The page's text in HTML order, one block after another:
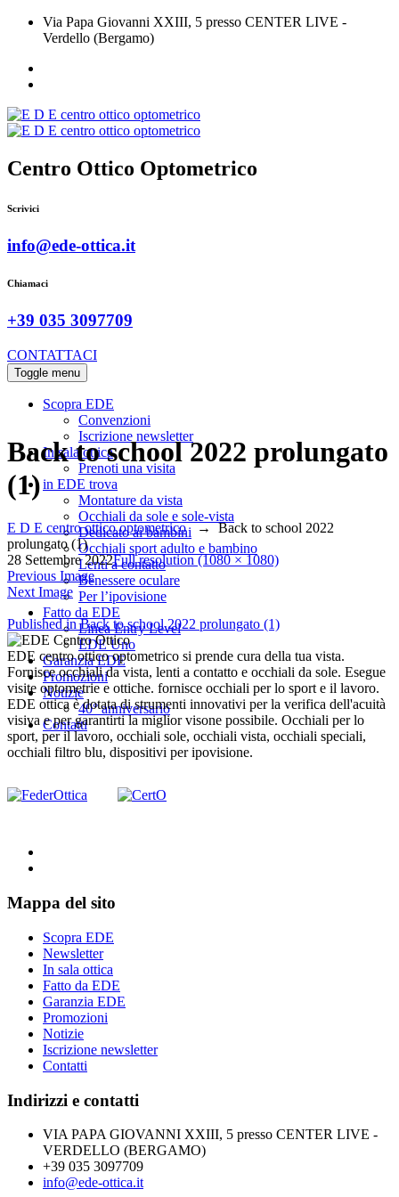
Via Papa Giovanni XXIII, 5 presso CENTER LIVE -
Verdello (Bergamo)
Centro Ottico Optometrico
Scrivici
info@ede-ottica.it
Chiamaci
+39 035 3097709
CONTATTACI
Toggle menu
Scopra EDE
Convenzioni
Iscrizione newsletter
In sala ottica
Prenoti una visita
in EDE trova
Montature da vista
Occhiali da sole e sole-vista
Dedicato ai bambini
Occhiali sport adulto e bambino
Lenti a contatto
Benessere oculare
Per l’ipovisione
Fatto da EDE
Linea Entry Level
EDE Uno
Garanzia EDE
Promozioni
Notizie
40° anniversario
Contatti
Back to school 2022 prolungato
(1)
E D E centro ottico optometrico →Back to school 2022
prolungato (1)
28 Settembre 2022Full resolution (1080 × 1080)
Previous Image
Next Image
Navigazione
articoli
Published in Back to school 2022 prolungato (1)
EDE centro ottico optometrico si prende cura della tua vista.
Fornisce occhiali da vista, lenti a contatto e occhiali da sole. Esegue
visite optometrie e ottiche. fornisce occhiali per lo sport e il lavoro.
EDE ottica è dotata di strumenti innovativi per la verifica dell'acuità
visiva e per garantirti la miglior visone possibile. Occhiali per lo
sport, per il lavoro, occhiali sole, occhiali vista, occhiali speciali,
occhiali filtro blu, dispositivi per ipovisione.
Mappa del sito
Scopra EDE
Newsletter
In sala ottica
Fatto da EDE
Garanzia EDE
Promozioni
Notizie
Iscrizione newsletter
Contatti
Indirizzi e contatti
VIA PAPA GIOVANNI XXIII, 5 presso CENTER LIVE -
VERDELLO (BERGAMO)
+39 035 3097709
info@ede-ottica.it